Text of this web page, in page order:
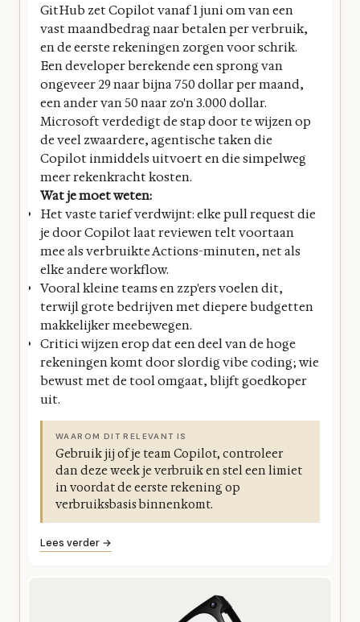
GitHub zet Copilot vanaf 1 juni om van een
vast maandbedrag naar betalen per verbruik,
en de eerste rekeningen zorgen voor schrik.
Een developer berekende een sprong van
ongeveer 29 naar bijna 750 dollar per maand,
een ander van 50 naar zo'n 3.000 dollar.
Microsoft verdedigt de stap door te wijzen op
de veel zwaardere, agentische taken die
Copilot inmiddels uitvoert en die simpelweg
meer rekenkracht kosten.
Wat je moet weten:
Het vaste tarief verdwijnt: elke pull request die
je door Copilot laat reviewen telt voortaan
mee als verbruikte Actions-minuten, net als
elke andere workflow.
Vooral kleine teams en zzp'ers voelen dit,
terwijl grote bedrijven met diepere budgetten
makkelijker meebewegen.
Critici wijzen erop dat een deel van de hoge
rekeningen komt door slordig vibe coding; wie
bewust met de tool omgaat, blijft goedkoper
uit.
WAAROM DIT RELEVANT IS
Gebruik jij of je team Copilot, controleer
dan deze week je verbruik en stel een limiet
in voordat de eerste rekening op
verbruiksbasis binnenkomt.
Lees verder →